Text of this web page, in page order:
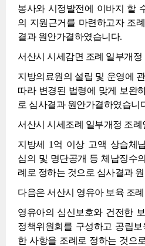
봉사와 시정발전에 이바지 할
의 지원근거를 마련하고자 조
결과 원안가결하였습니다.
서산시 시세감면 조례 일부개정
지방의료원의 설립 및 운영에
따라 변경된 법령에 맞게 보완
로 심사결과 원안가결하였습니
서산시 시세조례 일부개정 조례
지방세 1억 이상 고액 상습체
심의 및 명단공개 등 체납징수
례로 정하는 것으로 심사결과
다음은 서산시 영유아 보육 조
영유아의 심신보호와 건전한
정책위원회를 구성하고 공립
한 사항을 조례로 정하는 것으